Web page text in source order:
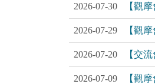
2026-07-30 【觀
2026-07-29 【觀
2026-07-20 【交
2026-07-09 【觀